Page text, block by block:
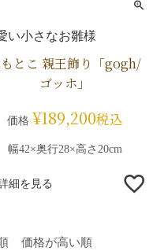
い小さなお雛様
もとこ 親王飾り「gogh/
ゴッホ」
価格 ¥189,200税込
幅42×奥行28×高さ20cm
細を見る
価格が高い順